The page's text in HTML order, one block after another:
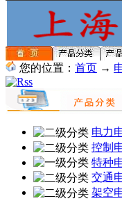
您的位置： 首页 →
电力
控制
特种
交通
架空